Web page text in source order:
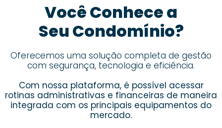
Você Conhece a
Seu Condomínio?
Oferecemos uma solução completa de gestão
com segurança, tecnologia e eficiência.
Com nossa plataforma, é possível acessar
rotinas administrativas e financeiras de maneira
integrada com os principais equipamentos do
mercado.